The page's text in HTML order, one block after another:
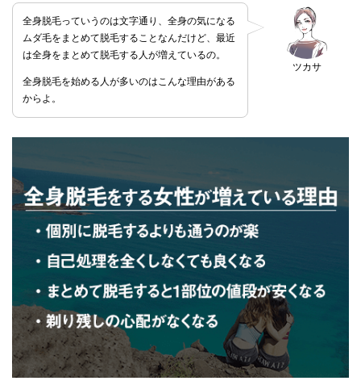
ツカサ
全身脱毛っていうのは文字通り、全身の気になる
ムダ毛をまとめて脱毛することなんだけど、最近
は全身をまとめて脱毛する人が増えているの。
全身脱毛を始める人が多いのはこんな理由がある
からよ。